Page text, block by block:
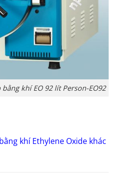
khí EO 92 lít Person-EO92
khí Ethylene Oxide khác